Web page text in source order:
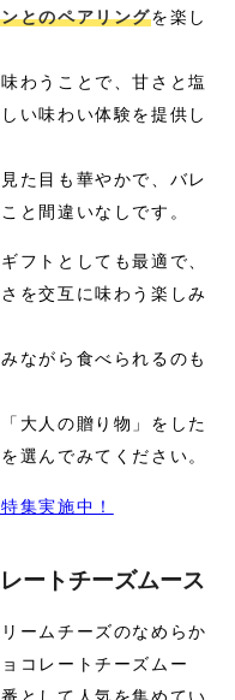
とのペアリングを楽し
わうことで、甘さと塩
い味わい体験を提供し
た目も華やかで、バレ
と間違いなしです。
フトとしても最適で、
を交互に味わう楽しみ
ながら食べられるのも
大人の贈り物」をした
選んでみてください。
集実施中！
ートチーズムース
ームチーズのなめらか
コレートチーズムー
として人気を集めてい